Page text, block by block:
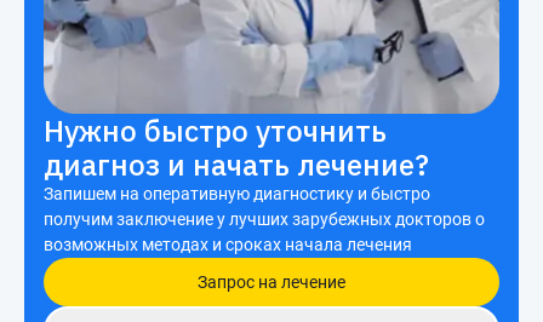
Нужно быстро уточнить
диагноз и начать лечение?
Запишем на оперативную диагностику и быстро
получим заключение у лучших зарубежных докторов о
возможных методах и сроках начала лечения
Запрос на лечение